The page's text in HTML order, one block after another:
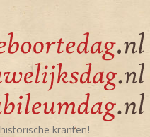
kranten!